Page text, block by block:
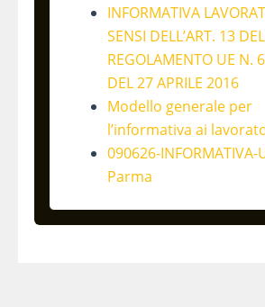
INFORMATIVA
SENSI DELL’ART. 13 DEL
REGOLAMENTO UE N.
DEL 27 APRILE 2016
Modello generale per
l’informativa ai
090626-INFORMATIVA-
Parma